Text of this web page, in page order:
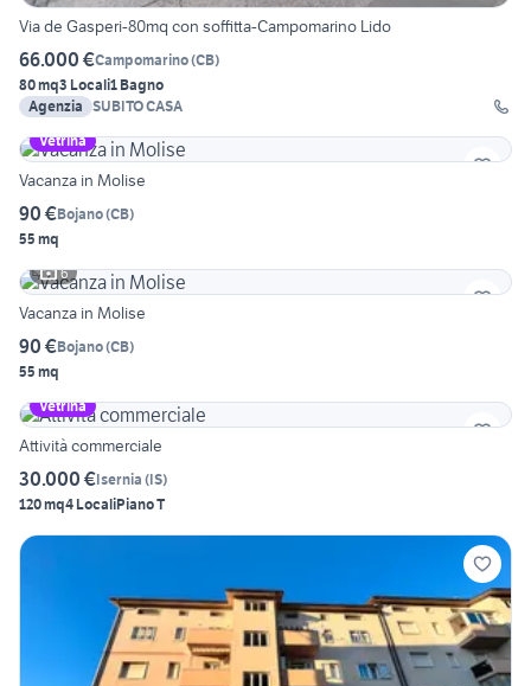
Via de Gasperi-80mq con soffitta-Campomarino Lido
66.000 €Campomarino(CB)
80 mq3 Locali1 Bagno
Agenzia SUBITO CASA
Vetrina
Vacanza in Molise
90 €Bojano(CB)
55 mq
6
Vacanza in Molise
90 €Bojano(CB)
55 mq
Vetrina
Attività commerciale
30.000 €Isernia (IS)
120 mq4 LocaliPiano T